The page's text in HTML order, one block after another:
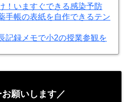
！いますぐできる感染予防
手帳の表紙を自作できるテン
記録メモで小2の授業参観を
願いします／